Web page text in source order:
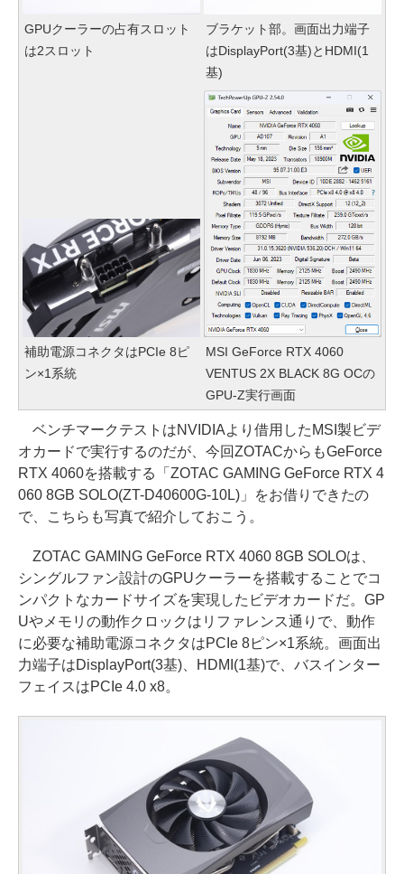
GPUクーラーの占有スロット
は2スロット
ブラケット部。画面出力端子
はDisplayPort(3基)とHDMI(1
基)
補助電源コネクタはPCIe 8ピ
ン×1系統
MSI GeForce RTX 4060
VENTUS 2X BLACK 8G OCの
GPU-Z実行画面
ベンチマークテストはNVIDIAより借用したMSI製ビデ
オカードで実行するのだが、今回ZOTACからもGeForce
RTX 4060を搭載する「ZOTAC GAMING GeForce RTX 4
060 8GB SOLO(ZT-D40600G-10L)」をお借りできたの
で、こちらも写真で紹介しておこう。
ZOTAC GAMING GeForce RTX 4060 8GB SOLOは、
シングルファン設計のGPUクーラーを搭載することでコ
ンパクトなカードサイズを実現したビデオカードだ。GP
Uやメモリの動作クロックはリファレンス通りで、動作
に必要な補助電源コネクタはPCIe 8ピン×1系統。画面出
力端子はDisplayPort(3基)、HDMI(1基)で、バスインター
フェイスはPCIe 4.0 x8。